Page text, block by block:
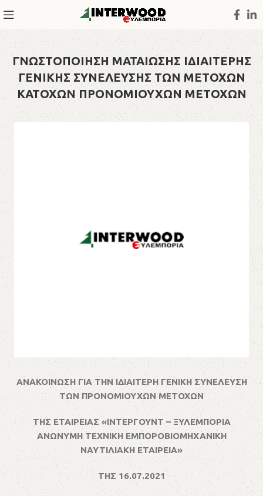
ΓΝΩΣΤΟΠΟΙΗΣΗ ΜΑΤΑΙΩΣΗΣ ΙΔΙΑΙΤΕΡΗΣ
ΓΕΝΙΚΗΣ ΣΥΝΕΛΕΥΣΗΣ ΤΩΝ ΜΕΤΟΧΩΝ
ΚΑΤΟΧΩΝ ΠΡΟΝΟΜΙΟΥΧΩΝ ΜΕΤΟΧΩΝ
ΑΝΑΚΟΙΝΩΣΗ ΓΙΑ ΤΗΝ ΙΔΙΑΙΤΕΡΗ ΓΕΝΙΚΗ ΣΥΝΕΛΕΥΣΗ
ΤΩΝ ΠΡΟΝΟΜΙΟΥΧΩΝ ΜΕΤΟΧΩΝ
ΤΗΣ ΕΤΑΙΡEΙΑΣ «ΙΝΤΕΡΓΟΥΝΤ – ΞΥΛΕΜΠΟΡΙΑ
ΑΝΩΝΥΜΗ ΤΕΧΝΙΚΗ ΕΜΠΟΡΟΒΙΟΜΗΧΑΝΙΚΗ
ΝΑΥΤΙΛΙΑΚΗ ΕΤΑΙΡΕΙΑ»
ΤΗΣ 16.07.2021